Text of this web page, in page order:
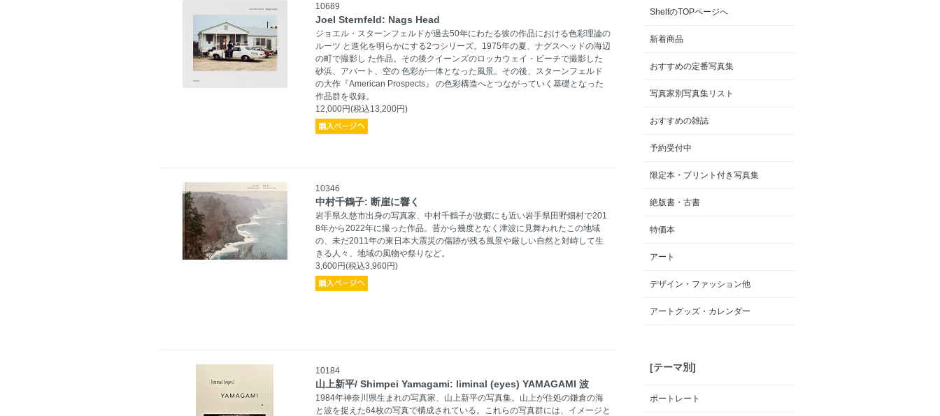
10689
Joel Sternfeld: Nags Head
ジョエル・スターンフェルドが過去50年にわたる彼の作品における色彩理論の
ルーツ と進化を明らかにする2つシリーズ。1975年の夏、ナグスヘッドの海辺
の町で撮影し た作品。その後クイーンズのロッカウェイ・ビーチで撮影した
砂浜、アパート、空の 色彩が一体となった風景。その後、スターンフェルド
の大作『American Prospects』 の色彩構造へとつながっていく基礎となった
作品群を収録。
12,000円(税込13,200円)
10346
中村千鶴子: 断崖に響く
岩手県久慈市出身の写真家、中村千鶴子が故郷にも近い岩手県田野畑村で201
8年から2022年に撮った作品。昔から幾度となく津波に見舞われたこの地域
の、未だ2011年の東日本大震災の傷跡が残る風景や厳しい自然と対峙して生
きる人々、地域の風物や祭りなど。
3,600円(税込3,960円)
10184
山上新平/ Shimpei Yamagami: liminal (eyes) YAMAGAMI 波
1984年神奈川県生まれの写真家、山上新平の写真集。山上が住処の鎌倉の海
と波を捉えた64枚の写真で構成されている。これらの写真群には、イメージと
ShelfのTOPページへ
新着商品
おすすめの定番写真集
写真家別写真集リスト
おすすめの雑誌
予約受付中
限定本・プリント付き写真集
絶版書・古書
特価本
アート
デザイン・ファッション他
アートグッズ・カレンダー
[テーマ別]
ポートレート